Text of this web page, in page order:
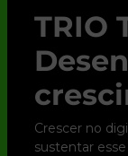
TRIO
Crescer no
sustentar